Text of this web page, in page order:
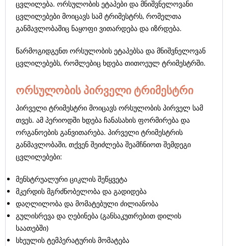
ცვლილება. ორსულობის ეტაპები და მნიშვნელოვანი
ცვლილებები მოიცავს სამ ტრიმესტრს, რომელთა
განმავლობაშიც ნაყოფი ვითარდება და იზრდება.
წარმოგიდგენთ ორსულობის ეტაპებსა და მნიშვნელოვან
ცვლილებებს, რომლებიც ხდება თითოეულ ტრიმესტრში.
ორსულობის პირველი ტრიმესტრი
პირველი ტრიმესტრი მოიცავს ორსულობის პირველ სამ
თვეს. ამ პერიოდში ხდება ჩანასახის ფორმირება და
ორგანოების განვითარება. პირველი ტრიმესტრის
განმავლობაში, თქვენ შეიძლება შეამჩნიოთ შემდეგი
ცვლილებები:
მენსტრუალური ციკლის შეწყვეტა
მკერდის მგრძნობელობა და გადიდება
დაღლილობა და მომატებული ძილიანობა
გულისრევა და ღებინება (განსაკუთრებით დილის
საათებში)
სხეულის ტემპერატურის მომატება